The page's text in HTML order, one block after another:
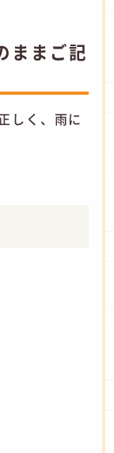
ままご記
しく、雨に